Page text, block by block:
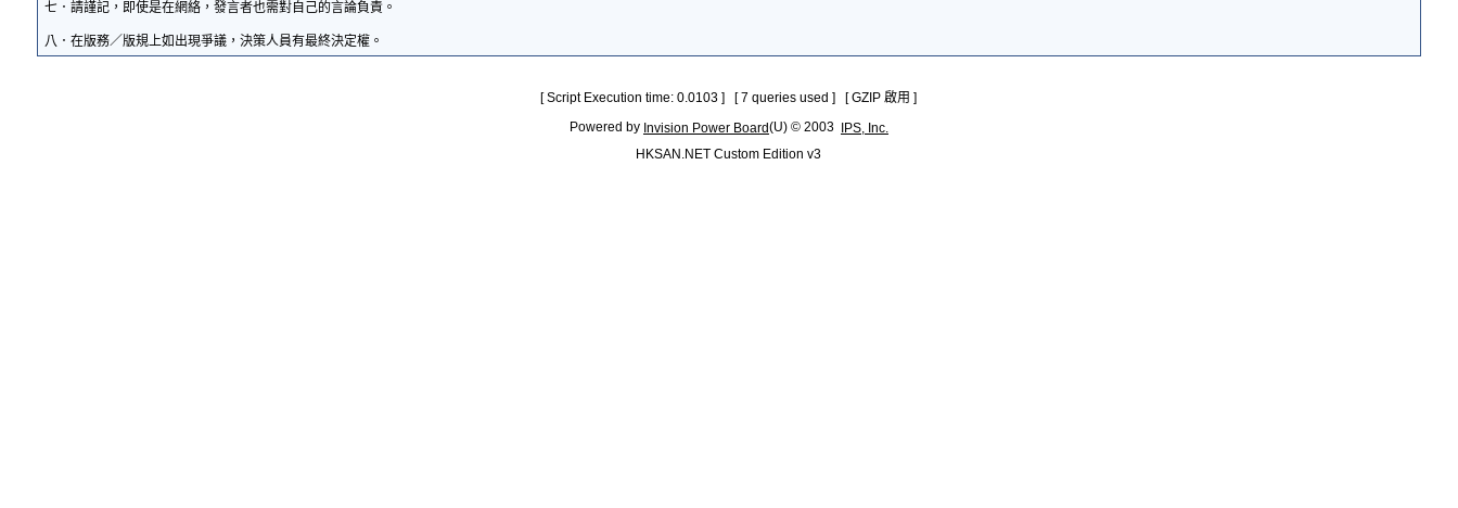
七．請謹記，即使是在網絡，發言者也需對自己的言論負責。
八．在版務／版規上如出現爭議，決策人員有最終決定權。
[ Script Execution time: 0.0103 ] [ 7 queries used ] [ GZIP 啟用 ]
Powered by Invision Power Board(U) © 2003
IPS, Inc.
HKSAN.NET Custom Edition v3